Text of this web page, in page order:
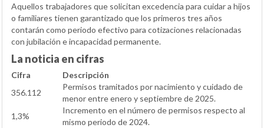
Aquellos trabajadores que solicitan excedencia para cuidar a hijos
o familiares tienen garantizado que los primeros tres años
contarán como periodo efectivo para cotizaciones relacionadas
con jubilación e incapacidad permanente.
La noticia en cifras
Cifra
Descripción
356.112
Permisos tramitados por nacimiento y cuidado de
menor entre enero y septiembre de 2025.
1,3%
Incremento en el número de permisos respecto al
mismo periodo de 2024.